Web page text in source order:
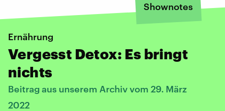
Shownotes
Ernährung
Vergesst Detox: Es bringt
nichts
Beitrag aus unserem Archiv vom 29. März
2022